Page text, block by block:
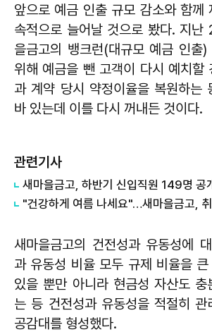
앞으로 예금 인출 규모 감소와 함께
속적으로 늘어날 것으로 봤다. 지난
을금고의 뱅크런(대규모 예금 인출)
위해 예금을 뺀 고객이 다시 예치할
과 계약 당시 약정이율을 복원하는
바 있는데 이를 다시 꺼내든 것이다.
관련기사
새마을금고, 하반기 신입직원 149명 공
새마을금고의 건전성과 유동성에
과 유동성 비율 모두 규제 비율을
있을 뿐만 아니라 현금성 자산도 충
는 등 건전성과 유동성을 적절히 관
공감대를 형성했다.